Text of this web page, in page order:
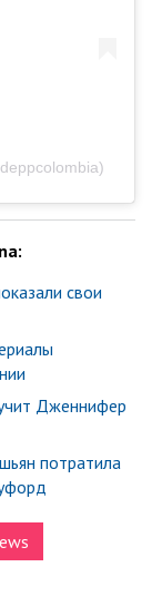
свои
Дженнифер
потратила